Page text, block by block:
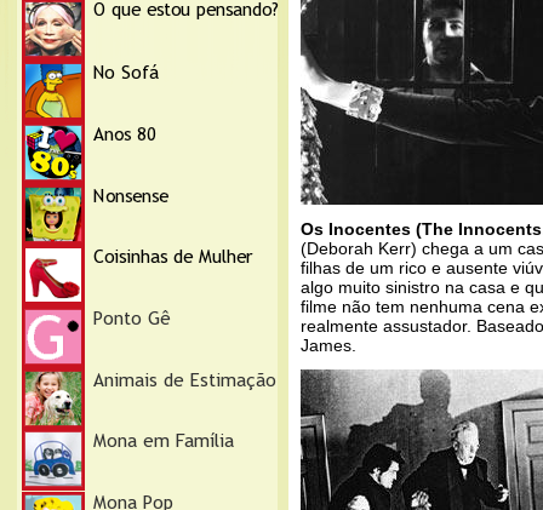
Os Inocentes (The
(Deborah Kerr) chega a um
filhas de um rico e ausente
algo muito sinistro na casa e
filme não tem nenhuma cena
realmente assustador.
James.